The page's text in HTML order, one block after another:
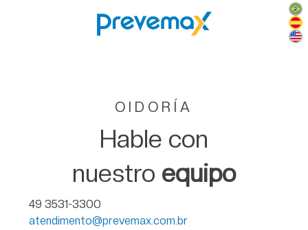
OIDORÍA
Hable con
nuestro equipo
49 3531-3300
atendimento@prevemax.com.br